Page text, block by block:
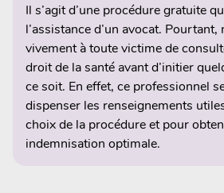
Il s’agit d’une procédure gratuite
l’assistance d’un avocat.
vivement à toute victime de
droit de la santé avant d’initier
ce soit. En effet, ce professionnel
dispenser les renseignements
choix de la procédure et pour
indemnisation optimale.